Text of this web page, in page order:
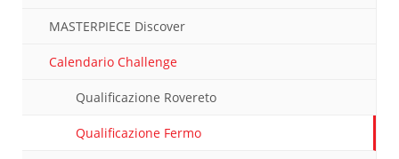
MASTERPIECE Discover
Calendario Challenge
Qualificazione Rovereto
Qualificazione Fermo